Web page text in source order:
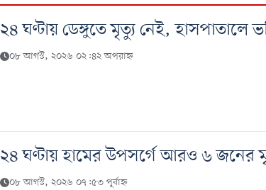
২৪ ঘণ্টায় ডেঙ্গুতে মৃত্যু নেই, হাসপাতালে
০৮ আগস্ট, ২০২৬ ০২:৪২ অপরাহ্ন
২৪ ঘণ্টায় হামের উপসর্গে আরও ৬ জনের
০৮ আগস্ট, ২০২৬ ০৭:৫৩ পূর্বাহ্ন